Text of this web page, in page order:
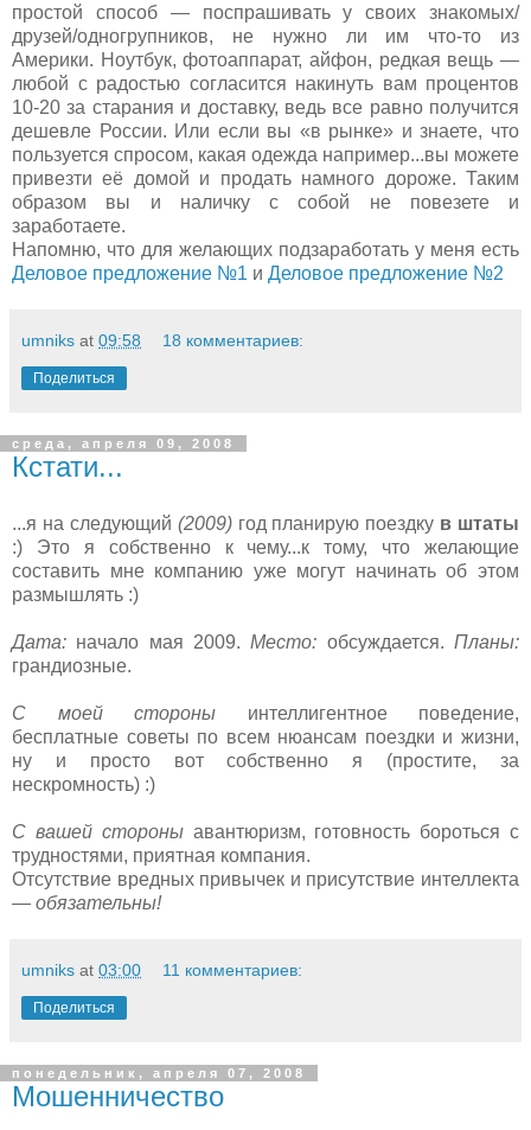
простой способ — поспрашивать у своих знакомых/
друзей/одногрупников, не нужно ли им что-то из
Америки. Ноутбук, фотоаппарат, айфон, редкая вещь —
любой с радостью согласится накинуть вам процентов
10-20 за старания и доставку, ведь все равно получится
дешевле России. Или если вы «в рынке» и знаете, что
пользуется спросом, какая одежда например...вы можете
привезти её домой и продать намного дороже. Таким
образом вы и наличку с собой не повезете и
заработаете.
Напомню, что для желающих подзаработать у меня есть
Деловое предложение №1 и Деловое предложение №2
umniks at 09:58 18 комментариев:
Поделиться
среда, апреля 09, 2008
Кстати...
...я на следующий (2009)год планирую поездку в штаты
:) Это я собственно к чему...к тому, что желающие
составить мне компанию уже могут начинать об этом
размышлять :)
Дата: начало мая 2009.Место: обсуждается.Планы:
грандиозные.
С моей стороны интеллигентное поведение,
бесплатные советы по всем нюансам поездки и жизни,
ну и просто вот собственно я (простите, за
нескромность) :)
С вашей стороныавантюризм, готовность бороться с
трудностями, приятная компания.
Отсутствие вредных привычек и присутствие интеллекта
— обязательны!
umniks at 03:00 11 комментариев:
Поделиться
понедельник, апреля 07, 2008
Мошенничество